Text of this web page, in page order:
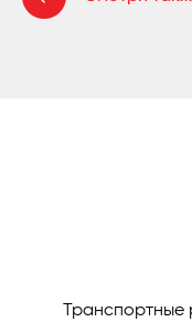
Транспортные